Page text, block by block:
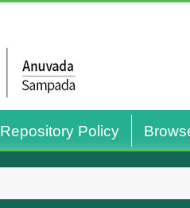
Repository Policy